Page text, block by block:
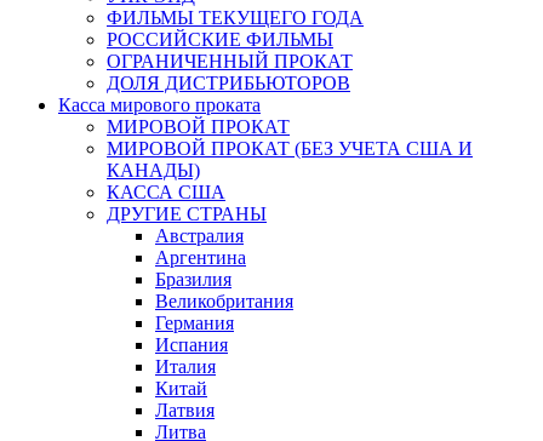
ФИЛЬМЫ ТЕКУЩЕГО ГОДА
РОССИЙСКИЕ ФИЛЬМЫ
ОГРАНИЧЕННЫЙ ПРОКАТ
ДОЛЯ ДИСТРИБЬЮТОРОВ
Касса мирового проката
МИРОВОЙ ПРОКАТ
МИРОВОЙ ПРОКАТ (БЕЗ УЧЕТА США И
КАНАДЫ)
КАССА США
ДРУГИЕ СТРАНЫ
Австралия
Аргентина
Бразилия
Великобритания
Германия
Испания
Италия
Китай
Латвия
Литва